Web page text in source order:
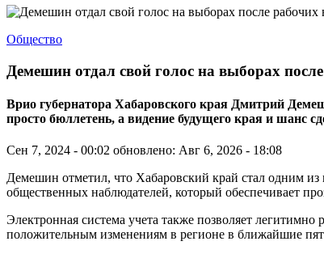
Общество
Демешин отдал свой голос на выборах
Врио губернатора Хабаровского края Дмитрий
просто бюллетень, а видение будущего края и шанс
Сен 7, 2024 - 00:02 обновлено: Авг 6, 2026 - 18:08
Демешин отметил, что Хабаровский край стал одним
общественных наблюдателей, который обеспечивает
Электронная система учета также позволяет легитимно
положительным изменениям в регионе в ближайшие